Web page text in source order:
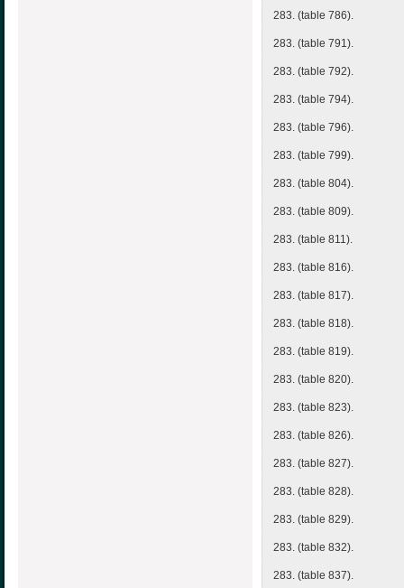
283. (table 786).
283. (table 791).
283. (table 792).
283. (table 794).
283. (table 796).
283. (table 799).
283. (table 804).
283. (table 809).
283. (table 811).
283. (table 816).
283. (table 817).
283. (table 818).
283. (table 819).
283. (table 820).
283. (table 823).
283. (table 826).
283. (table 827).
283. (table 828).
283. (table 829).
283. (table 832).
283. (table 837).